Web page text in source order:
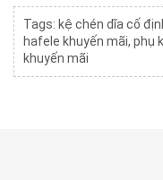
Tags: kệ chén dĩa cố
hafele khuyến mãi, phụ
khuyến mãi